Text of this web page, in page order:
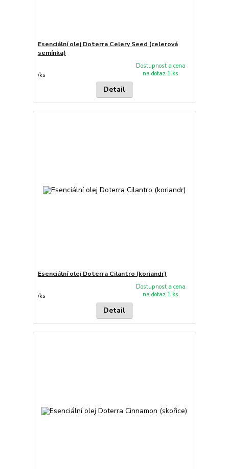
Esenciální olej Doterra Celery Seed (celerová
semínka)
/ks
Dostupnost a cena
na dotaz 1 ks
Detail
Esenciální olej Doterra Cilantro (koriandr)
/ks
Dostupnost a cena
na dotaz 1 ks
Detail